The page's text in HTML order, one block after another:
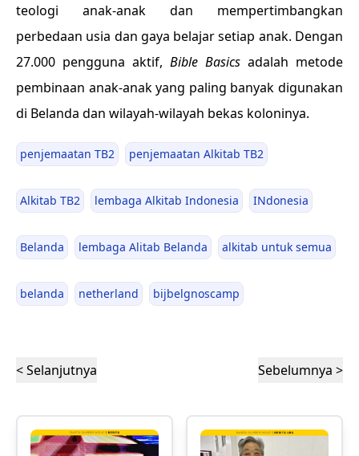
teologi anak-anak dan mempertimbangkan
perbedaan usia dan gaya belajar setiap anak. Dengan
27.000 pengguna aktif, Bible Basics adalah metode
pembinaan anak-anak yang paling banyak digunakan
di Belanda dan wilayah-wilayah bekas koloninya.
penjemaatan TB2 penjemaatan Alkitab TB2
Alkitab TB2 lembaga Alkitab Indonesia INdonesia
Belanda lembaga Alitab Belanda alkitab untuk semua
belanda netherland bijbelgnoscamp
< Selanjutnya Sebelumnya >